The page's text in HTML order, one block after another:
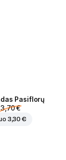
Pasiflorų
3,70 €
3,30 €